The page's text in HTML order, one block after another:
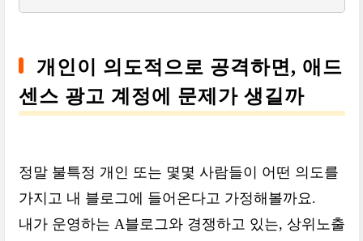
개인이 의도적으로 공격하면, 애드
센스 광고 계정에 문제가 생길까
정말 불특정 개인 또는 몇몇 사람들이 어떤 의도를
가지고 내 블로그에 들어온다고 가정해볼까요.
내가 운영하는 A블로그와 경쟁하고 있는, 상위노출